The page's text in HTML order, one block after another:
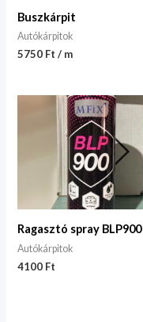
Buszkárpit
Autókárpitok
5750 Ft / m
Ragasztó spray BLP900
Autókárpitok
4100 Ft